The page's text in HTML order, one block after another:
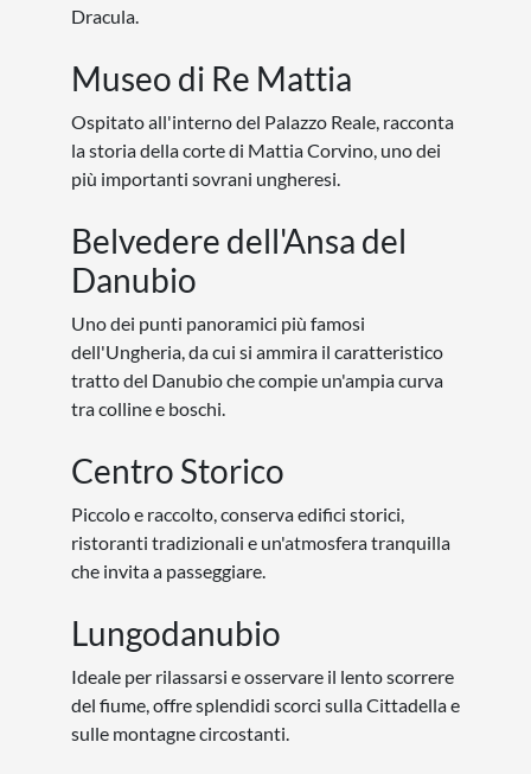
Dracula.
Museo di Re Mattia
Ospitato all'interno del Palazzo Reale, racconta
la storia della corte di Mattia Corvino, uno dei
più importanti sovrani ungheresi.
Belvedere dell'Ansa del
Danubio
Uno dei punti panoramici più famosi
dell'Ungheria, da cui si ammira il caratteristico
tratto del Danubio che compie un'ampia curva
tra colline e boschi.
Centro Storico
Piccolo e raccolto, conserva edifici storici,
ristoranti tradizionali e un'atmosfera tranquilla
che invita a passeggiare.
Lungodanubio
Ideale per rilassarsi e osservare il lento scorrere
del fiume, offre splendidi scorci sulla Cittadella e
sulle montagne circostanti.